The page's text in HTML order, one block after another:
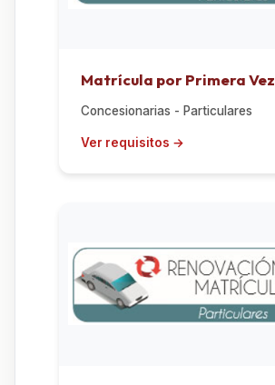
Matrícula por Primera Vez
Concesionarias - Particulares